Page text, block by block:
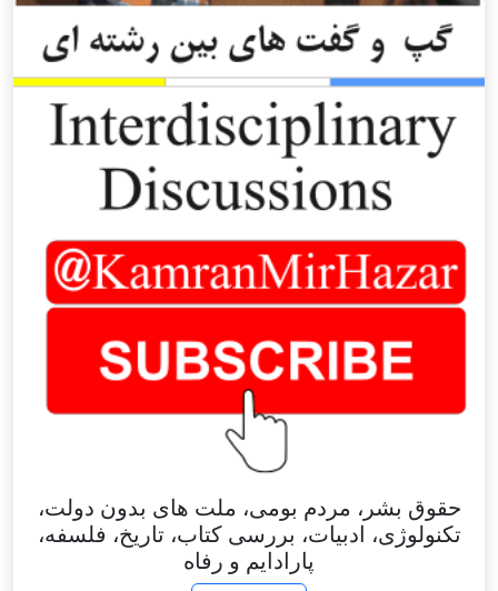
حقوق بشر، مردم بومی، ملت های بدون دولت،
تکنولوژی، ادبیات، بررسی کتاب، تاریخ، فلسفه،
پارادایم و رفاه